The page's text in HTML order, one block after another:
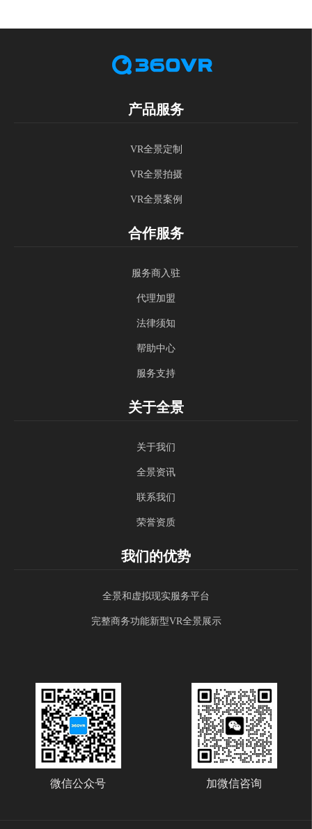
产品服务
VR全景定制
VR全景拍摄
VR全景案例
合作服务
服务商入驻
代理加盟
法律须知
帮助中心
服务支持
关于全景
关于我们
全景资讯
联系我们
荣誉资质
我们的优势
全景和虚拟现实服务平台
完整商务功能新型VR全景展示
微信公众号 加微信咨询